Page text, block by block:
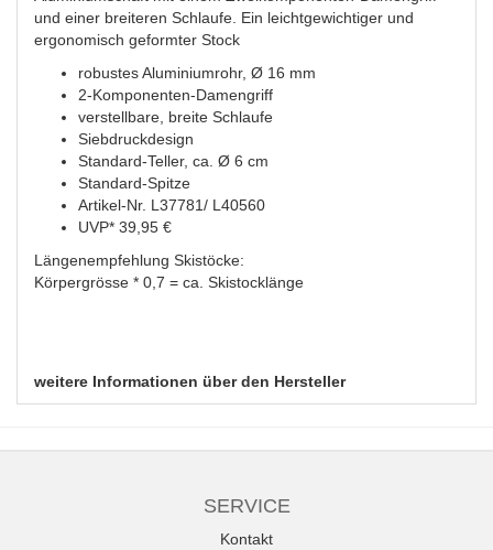
und einer breiteren Schlaufe. Ein leichtgewichtiger und
ergonomisch geformter Stock
robustes Aluminiumrohr, Ø 16 mm
2-Komponenten-Damengriff
verstellbare, breite Schlaufe
Siebdruckdesign
Standard-Teller, ca. Ø 6 cm
Standard-Spitze
Artikel-Nr. L37781/ L40560
UVP* 39,95 €
Längenempfehlung Skistöcke:
Körpergrösse * 0,7 = ca. Skistocklänge
weitere Informationen über den Hersteller
SERVICE
Kontakt